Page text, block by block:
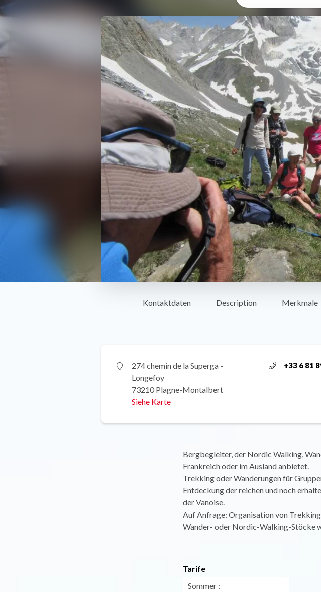
Kontaktdaten Description Merkmale
274 chemin de la Superga -
Longefoy
73210 Plagne-Montalbert
Siehe Karte
+33 6 81
Bergbegleiter, der Nordic Walking,
Frankreich oder im Ausland anbietet.
Trekking oder Wanderungen für
Entdeckung der reichen und noch
der Vanoise.
Auf Anfrage: Organisation von
Wander- oder Nordic-Walking-Stöcke
Tarife
Sommer :